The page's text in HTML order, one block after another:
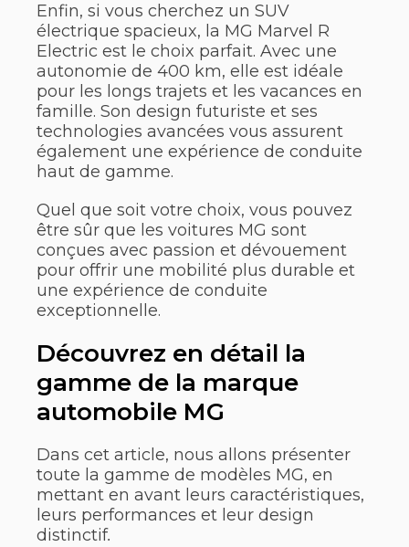
Enfin, si vous cherchez un SUV
électrique spacieux, la MG Marvel R
Electric est le choix parfait. Avec une
autonomie de 400 km, elle est idéale
pour les longs trajets et les vacances en
famille. Son design futuriste et ses
technologies avancées vous assurent
également une expérience de conduite
haut de gamme.
Quel que soit votre choix, vous pouvez
être sûr que les voitures MG sont
conçues avec passion et dévouement
pour offrir une mobilité plus durable et
une expérience de conduite
exceptionnelle.
Découvrez en détail la
gamme de la marque
automobile MG
Dans cet article, nous allons présenter
toute la gamme de modèles MG, en
mettant en avant leurs caractéristiques,
leurs performances et leur design
distinctif.